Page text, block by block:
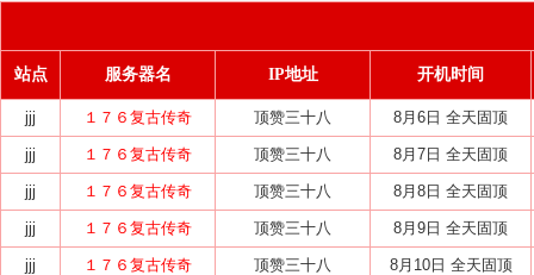
站点 服务器名 IP地址 开机时间
jjj １７６复古传奇 顶赞三十八 8月6日 全天固顶
jjj １７６复古传奇 顶赞三十八 8月7日 全天固顶
jjj １７６复古传奇 顶赞三十八 8月8日 全天固顶
jjj １７６复古传奇 顶赞三十八 8月9日 全天固顶
jjj １７６复古传奇 顶赞三十八 8月10日 全天固顶